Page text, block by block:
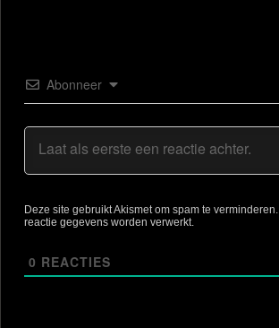
Abonneer
Deze site gebruikt Akismet om spam te verminderen.
reactie gegevens worden verwerkt.
0 REACTIES